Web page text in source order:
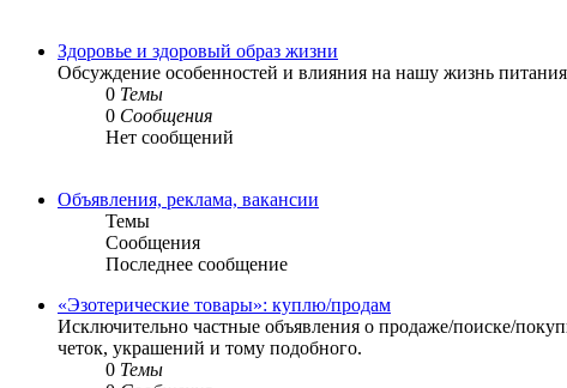
Здоровье и здоровый образ жизни
Обсуждение особенностей и влияния на нашу жизнь
0 Темы
0 Сообщения
Нет сообщений
Объявления, реклама, вакансии
Темы
Сообщения
Последнее сообщение
«Эзотерические товары»: куплю/продам
Исключительно частные объявления о продаже/поиске/
четок, украшений и тому подобного.
0 Темы